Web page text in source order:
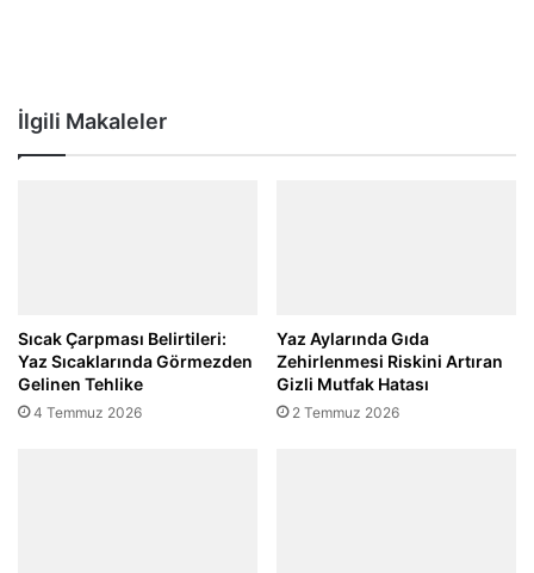
İlgili Makaleler
Sıcak Çarpması Belirtileri:
Yaz Sıcaklarında Görmezden
Gelinen Tehlike
4 Temmuz 2026
Yaz Aylarında Gıda
Zehirlenmesi Riskini Artıran
Gizli Mutfak Hatası
2 Temmuz 2026